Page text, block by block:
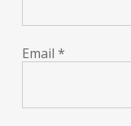
Email *